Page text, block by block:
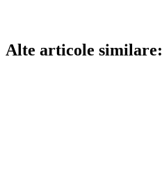
Alte articole similare: